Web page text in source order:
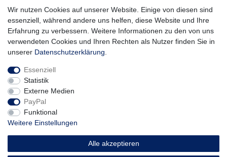
Impressum
Service
Zahlungsarten
Lieferung und Abholung
Unternehmen
Über uns
Karriere
Kontakt
Vertrag widerrufen
Wir nutzen Cookies auf unserer Website. Einige von diesen sind
essenziell, während andere uns helfen, diese Website und Ihre
Erfahrung zu verbessern. Weitere Informationen zu den von uns
verwendeten Cookies und Ihren Rechten als Nutzer finden Sie in
unserer Daten­schutz­erklärung
Essenziell
Statistik
Externe Medien
PayPal
Funktional
Weitere Einstellungen
Alle akzeptieren